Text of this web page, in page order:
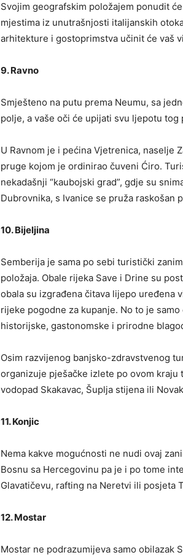
Svojim geografskim položajem ponudit
mjestima iz unutrašnjosti italijanskih
arhitekture i gostoprimstva učinit će vaš
9. Ravno
Smješteno na putu prema Neumu, sa
polje, a vaše oči će upijati svu ljepotu tog
U Ravnom je i pećina Vjetrenica, naselje
pruge kojom je ordinirao čuveni Ćiro.
nekadašnji “kaubojski grad”, gdje su
Dubrovnika, s Ivanice se pruža raskošan
10. Bijeljina
Semberija je sama po sebi turistički
položaja. Obale rijeka Save i Drine su
obala su izgrađena čitava lijepo uređena
rijeke pogodne za kupanje. No to je
historijske, gastonomske i prirodne
Osim razvijenog banjsko-zdravstvenog
organizuje pješačke izlete po ovom
vodopad Skakavac, Šuplja stijena ili
11. Konjic
Nema kakve mogućnosti ne nudi ovaj
Bosnu sa Hercegovinu pa je i po tome
Glavatičevu, rafting na Neretvi ili posjeta
12. Mostar
Mostar ne podrazumijeva samo obilazak